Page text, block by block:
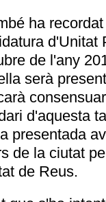
ha
d'Unitat
de l'any
serà
d'aquesta
presentada
de la ciutat
de Reus.